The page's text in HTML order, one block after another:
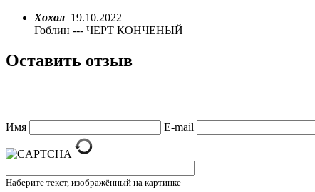
Хохол 19.10.2022
Гоблин --- ЧЕРТ КОНЧЕНЫЙ
Оставить отзыв
Имя E-mail
Наберите текст, изображённый на картинке